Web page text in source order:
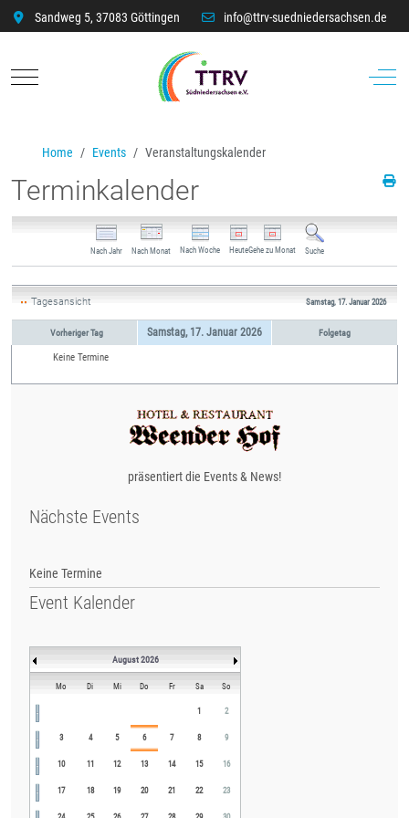
Sandweg 5, 37083 Göttingen info@ttrv-suedniedersachsen.de
Mobile Menu Toggle Off-
Home Events Veranstaltungskalender
Terminkalender
Nach Jahr Nach Monat Nach Woche HeuteGehe zu Monat Suche
Tagesansicht Samstag, 17. Januar 2026
Vorheriger Tag Samstag, 17. Januar 2026 Folgetag
Keine Termine
präsentiert die Events & News!
Nächste Events
Keine Termine
Event Kalender
August 2026
Mo Di Mi Do Fr Sa So
1 2
3 4 5 6 7 8 9
10 11 12 13 14 15 16
17 18 19 20 21 22 23